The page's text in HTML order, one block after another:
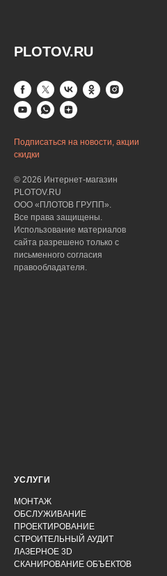
PLOTOV.RU
Подписаться на новости, акции
скидки
© 2026 Интернет-магазин
PLOTOV.RU
ООО «ПЛОТОВ ГРУПП».
Все права защищены.
Использование материалов
сайта разрешено только с
письменного согласия
правообладателя.
УСЛУГИ
МОНТАЖ
ОБСЛУЖИВАНИЕ
ПРОЕКТИРОВАНИЕ
СТРОИТЕЛЬНЫЙ АУДИТ
ЛАЗЕРНОЕ 3D
СКАНИРОВАНИЕ ОБЪЕКТОВ